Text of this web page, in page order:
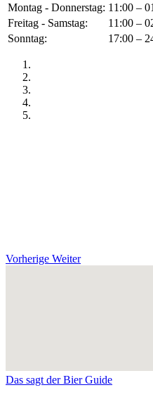
Montag - Donnerstag: 11:00 –
Freitag - Samstag:
11:00 –
Sonntag:
17:00 –
Vorherige Weiter
Das sagt der Bier Guide